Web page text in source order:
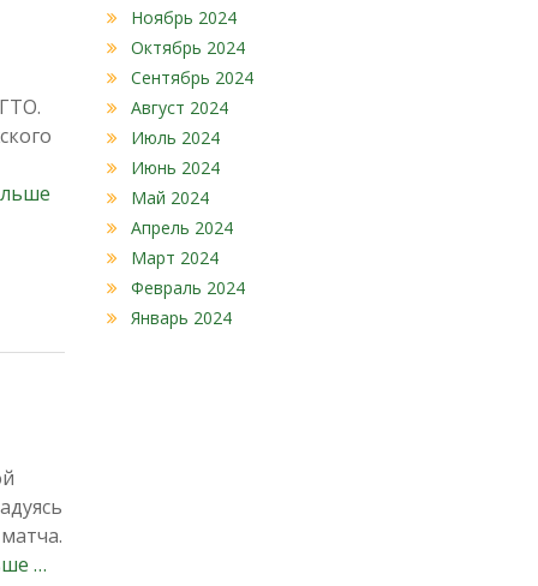
…
Ноябрь 2024
Октябрь 2024
Сентябрь 2024
Август 2024
Июль 2024
Июнь 2024
Май 2024
Апрель 2024
Март 2024
Февраль 2024
Январь 2024